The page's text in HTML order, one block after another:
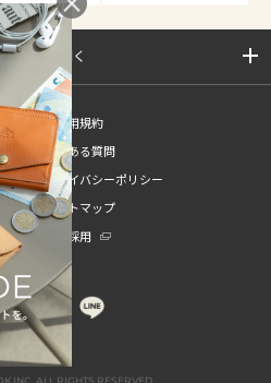
マップを開く
ご利用規約
よくある質問
プライバシーポリシー
サイトマップ
新卒採用
INC. ALL RIGHTS RESERVED.